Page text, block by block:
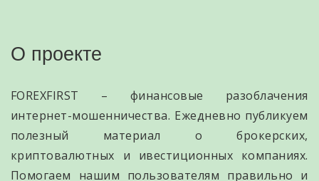
О проекте
FOREXFIRST – финансовые разоблачения
интернет-мошенничества. Ежедневно публикуем
полезный материал о брокерских,
криптовалютных и ивестиционных компаниях.
Помогаем нашим пользователям правильно и